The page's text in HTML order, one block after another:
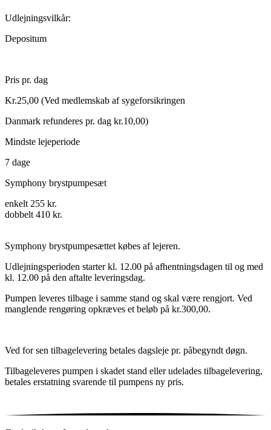
Udlejningsvilkår:
Depositum
Pris pr. dag
Kr.25,00 (Ved medlemskab af sygeforsikringen
Danmark refunderes pr. dag kr.10,00)
Mindste lejeperiode
7 dage
Symphony brystpumpesæt
enkelt 255 kr.
dobbelt 410 kr.
Symphony brystpumpesættet købes af lejeren.
Udlejningsperioden starter kl. 12.00 på afhentningsdagen til og med
kl. 12.00 på den aftalte leveringsdag.
Pumpen leveres tilbage i samme stand og skal være rengjort. Ved
manglende rengøring opkræves et beløb på kr.300,00.
Ved for sen tilbagelevering betales dagsleje pr. påbegyndt døgn.
Tilbageleveres pumpen i skadet stand eller udelades tilbagelevering,
betales erstatning svarende til pumpens ny pris.